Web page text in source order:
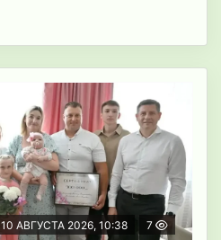
10 АВГУСТА 2026, 10:38 7